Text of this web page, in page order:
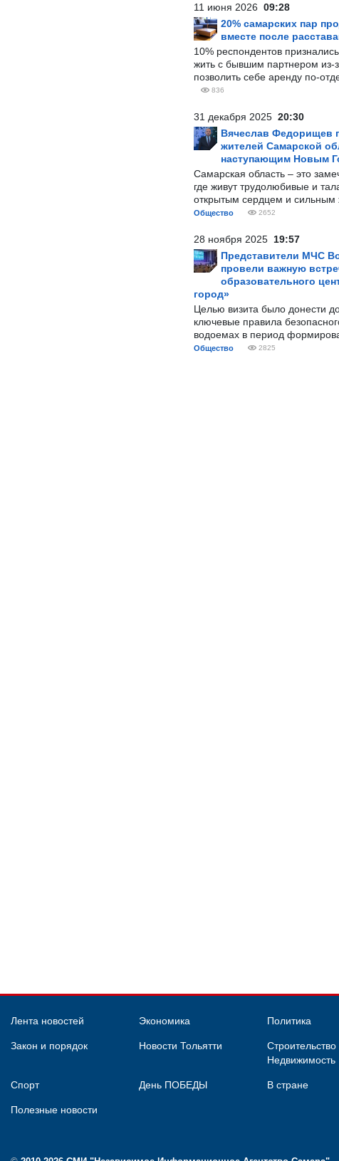
11 июня 2026 09:28
20% самарских пар
вместе после
10% респондентов
жить с бывшим партнером из-
позволить себе аренду по-
836
31 декабря 2025 20:30
Вячеслав Федорищев
жителей Самарской
наступающим Новым
Самарская область – это
где живут трудолюбивые и
открытым сердцем и сильным
Общество 2652
28 ноября 2025 19:57
Представители МЧС
провели важную
образовательного
город»
Целью визита было донести
ключевые правила
водоемах в период
Общество 2825
Лента новостей Экономика Политика
Закон и порядок Новости Тольятти
Строительство
Недвижимость
Спорт День ПОБЕДЫ В стране
Полезные новости